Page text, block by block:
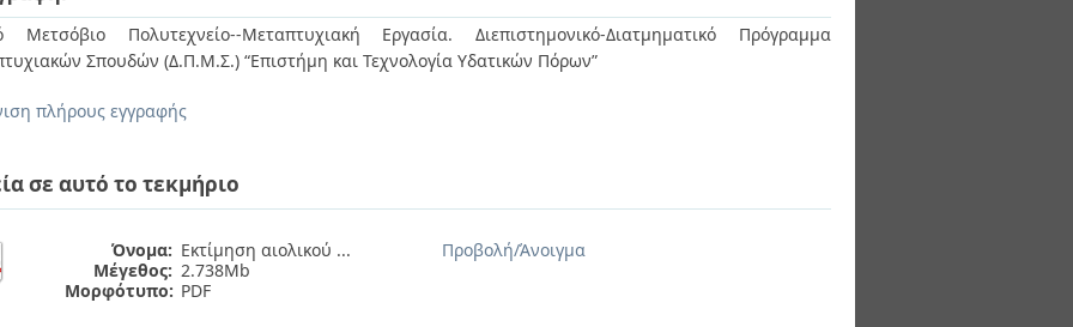
Μετσόβιο Πολυτεχνείο--Μεταπτυχιακή Εργασία. Διεπιστημονικό-Διατμηματικό Πρόγραμμα
Σπουδών (Δ.Π.Μ.Σ.) “Επιστήμη και Τεχνολογία Υδατικών Πόρων”
πλήρους εγγραφής
σε αυτό το τεκμήριο
Όνομα: Εκτίμηση αιολικού ...
Μέγεθος: 2.738Mb
Μορφότυπο: PDF
Προβολή/Άνοιγμα